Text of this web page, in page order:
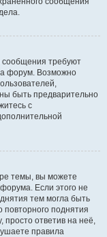
требуют
форум. Возможно
быть предварительно
с
темы, вы можете
Если этого не
тем могла быть
поднятия
ответив на неё,
правила